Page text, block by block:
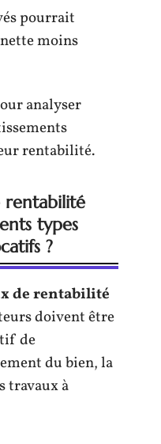
pourrait
moins
analyser
rentabilité.
rentabilité
types
?
de rentabilité
doivent être
de
du bien, la
travaux à